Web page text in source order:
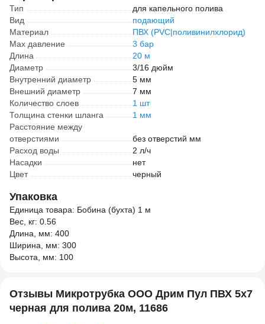
Тип
для капельного полива
Вид
подающий
Материал
ПВХ (PVC|поливинилхлорид)
Max давление
3 бар
Длина
20 м
Диаметр
3/16 дюйм
Внутренний диаметр
5 мм
Внешний диаметр
7 мм
Количество слоев
1 шт
Толщина стенки шланга
1 мм
Расстояние между
отверстиями
без отверстий мм
Расход воды
2 л/ч
Насадки
нет
Цвет
черный
Упаковка
Единица товара: Бобина (бухта) 1 м
Вес, кг: 0.56
Длина, мм: 400
Ширина, мм: 300
Высота, мм: 100
Отзывы Микротрубка ООО Дрим Пул ПВХ 5x7
черная для полива 20м, 11686